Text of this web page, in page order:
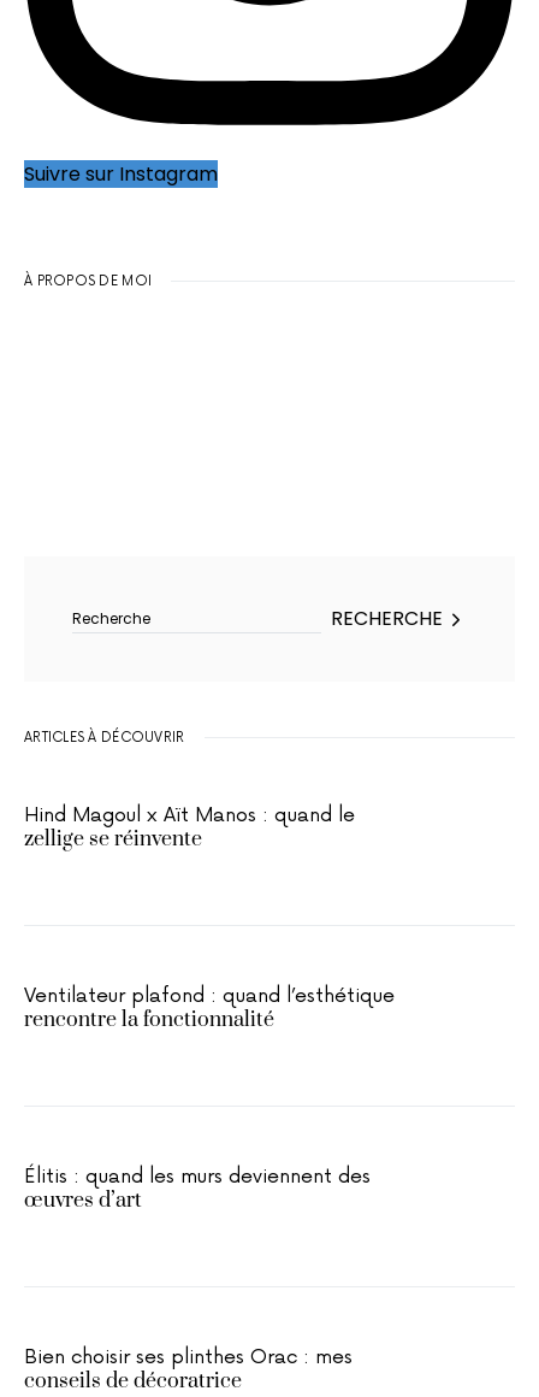
Suivre sur Instagram
À PROPOS DE MOI
RECHERCHE
ARTICLES À DÉCOUVRIR
Hind Magoul x Aït Manos : quand le
zellige se réinvente
Ventilateur plafond : quand l’esthétique
rencontre la fonctionnalité
Élitis : quand les murs deviennent des
œuvres d’art
Bien choisir ses plinthes Orac : mes
conseils de décoratrice